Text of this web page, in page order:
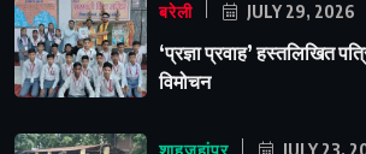
बरेली JULY 29, 2026
‘प्रज्ञा प्रवाह’ हस्तलिखित
विमोचन